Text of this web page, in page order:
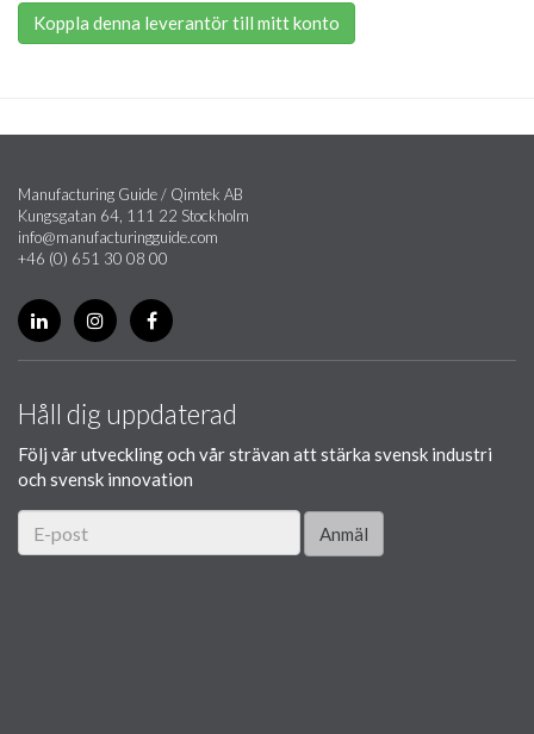
Koppla denna leverantör till mitt konto
Manufacturing Guide / Qimtek AB
Kungsgatan 64, 111 22 Stockholm
info@manufacturingguide.com
+46 (0) 651 30 08 00
Håll dig uppdaterad
Följ vår utveckling och vår strävan att stärka svensk industri
och svensk innovation
Anmäl